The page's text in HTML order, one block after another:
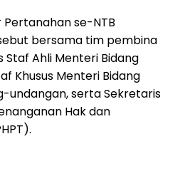
se-NTB
bersama tim pembina
Ahli Menteri Bidang
Khusus Menteri Bidang
undangan, serta Sekretaris
Hak dan